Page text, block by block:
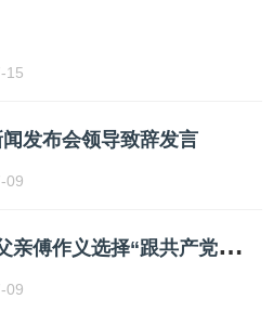
15
发布会领导致辞发言
09
傅
冬菊：是什么促使我父亲傅作义选择“跟共产党走”？
09